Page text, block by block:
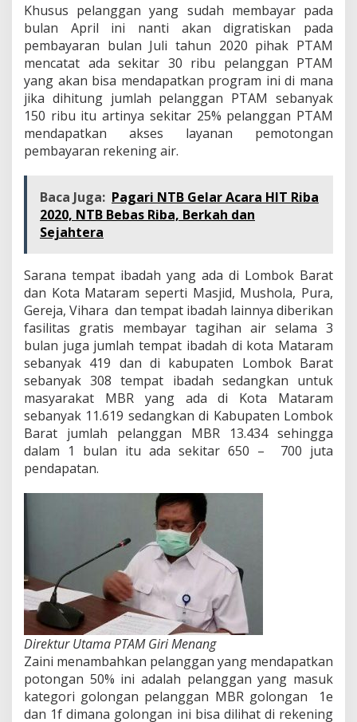
Khusus pelanggan yang sudah membayar pada
bulan April ini nanti akan digratiskan pada
pembayaran bulan Juli tahun 2020 pihak PTAM
mencatat ada sekitar 30 ribu pelanggan PTAM
yang akan bisa mendapatkan program ini di mana
jika dihitung jumlah pelanggan PTAM sebanyak
150 ribu itu artinya sekitar 25% pelanggan PTAM
mendapatkan akses layanan pemotongan
pembayaran rekening air.
Baca Juga: Pagari NTB Gelar Acara HIT Riba
2020, NTB Bebas Riba, Berkah dan
Sejahtera
Sarana tempat ibadah yang ada di Lombok Barat
dan Kota Mataram seperti Masjid, Mushola, Pura,
Gereja, Vihara dan tempat ibadah lainnya diberikan
fasilitas gratis membayar tagihan air selama 3
bulan juga jumlah tempat ibadah di kota Mataram
sebanyak 419 dan di kabupaten Lombok Barat
sebanyak 308 tempat ibadah sedangkan untuk
masyarakat MBR yang ada di Kota Mataram
sebanyak 11.619 sedangkan di Kabupaten Lombok
Barat jumlah pelanggan MBR 13.434 sehingga
dalam 1 bulan itu ada sekitar 650 – 700 juta
pendapatan.
Direktur Utama PTAM Giri Menang
Zaini menambahkan pelanggan yang mendapatkan
potongan 50% ini adalah pelanggan yang masuk
kategori golongan pelanggan MBR golongan 1e
dan 1f dimana golongan ini bisa dilihat di rekening